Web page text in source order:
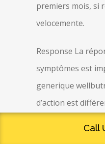
premiers mois, si
velocemente.
Response La
symptômes est
generique
d’action est
Call